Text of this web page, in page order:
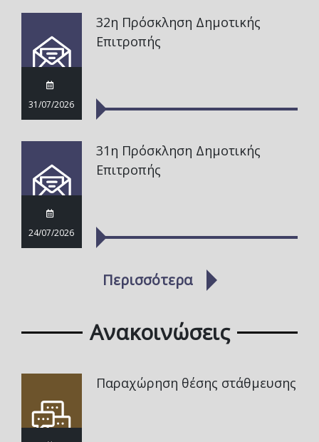
31/07/2026
32η Πρόσκληση Δημοτικής
Επιτροπής
24/07/2026
31η Πρόσκληση Δημοτικής
Επιτροπής
Περισσότερα
Ανακοινώσεις
Παραχώρηση θέσης στάθμευσης